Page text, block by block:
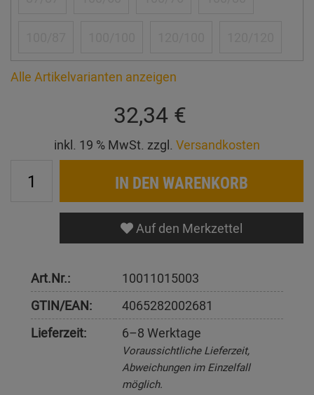
Alle Artikelvarianten anzeigen
32,34 €
inkl. 19 % MwSt. zzgl. Versandkosten
IN DEN WARENKORB
Auf den Merkzettel
Art.Nr.:
10011015003
GTIN/EAN:
4065282002681
Lieferzeit:
6–8 Werktage
Voraussichtliche Lieferzeit,
Abweichungen im Einzelfall
möglich.